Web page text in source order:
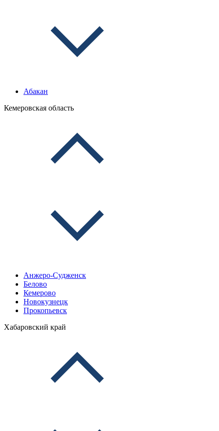
Абакан
Кемеровская область
Анжеро-Судженск
Белово
Кемерово
Новокузнецк
Прокопьевск
Хабаровский край